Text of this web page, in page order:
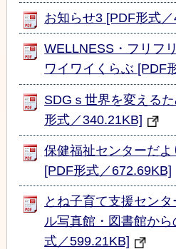
お知らせ3 [PDF形式
WELLNESS・フリフ
ワイワイくらぶ [PDF
SDGｓ世界を変える
形式／340.21KB]
保健福祉センターだ
[PDF形式／672.69KB]
とね子育て支援セン
ル写真館・図書館か
式／599.21KB]